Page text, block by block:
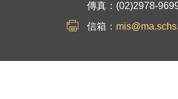
傳真：(02)2978-
信箱：